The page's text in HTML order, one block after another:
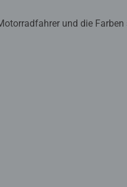
und die Farben
einfachen Bildern mit
ist kein Mischen der Farben